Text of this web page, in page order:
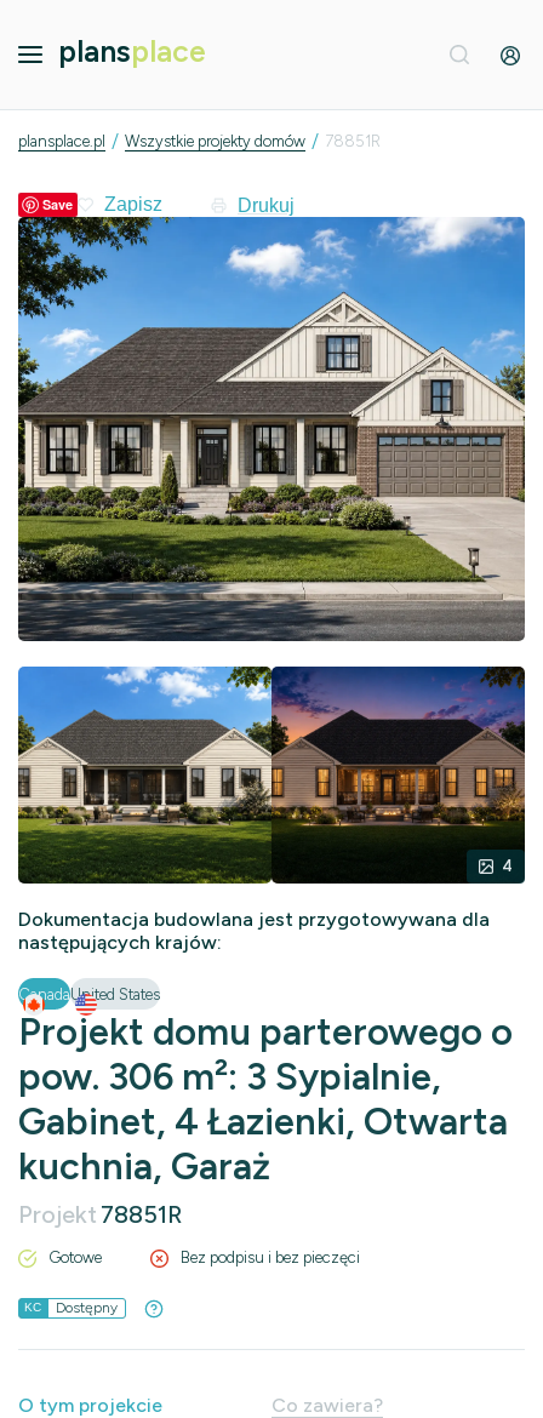
plansplace
plansplace.pl / Wszystkie projekty domów / 78851R
Save Drukuj
4
Dokumentacja budowlana jest przygotowywana dla
następujących krajów:
CanadaUnited States
Projekt domu parterowego o
pow. 306 m²: 3 Sypialnie,
Gabinet, 4 Łazienki, Otwarta
kuchnia, Garaż
Projekt 78851R
Gotowe Bez podpisu i bez pieczęci
KC Dostępny
O tym projekcie Co zawiera?